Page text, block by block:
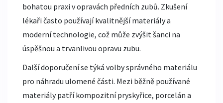
bohatou praxi v opravách předních zubů. Zkušení
lékaři často používají kvalitnější materiály a
moderní technologie, což může zvýšit šanci na
úspěšnou a trvanlivou opravu zubu.
Další doporučení se týká volby správného materiálu
pro náhradu ulomené části. Mezi běžně používané
materiály patří kompozitní pryskyřice, porcelán a